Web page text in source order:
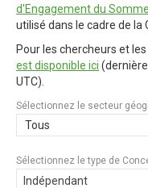
d'Engagement du
utilisé dans le cadre de la
Pour les chercheurs et
est disponible ici
UTC).
Sélectionnez le secteur
Tous
Sélectionnez le type de
Indépendant